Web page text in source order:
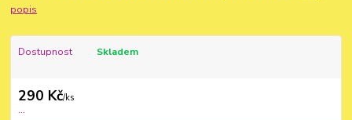
popis
Dostupnost Skladem
290 Kč/ks
...